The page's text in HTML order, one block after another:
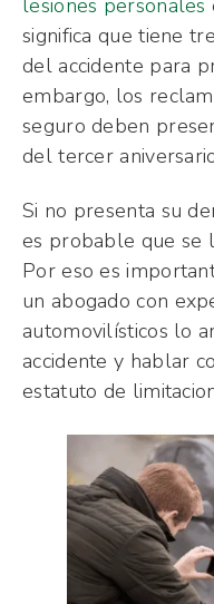
lesiones personales
significa que tiene
del accidente para
embargo, los
seguro deben
del tercer
Si no presenta su
es probable que se
Por eso es
un abogado con
automovilísticos lo
accidente y hablar
estatuto de